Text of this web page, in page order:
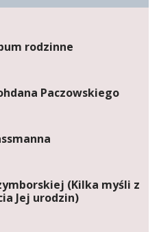
rodzinne
Paczowskiego
(Kilka myśli z
Jej urodzin)